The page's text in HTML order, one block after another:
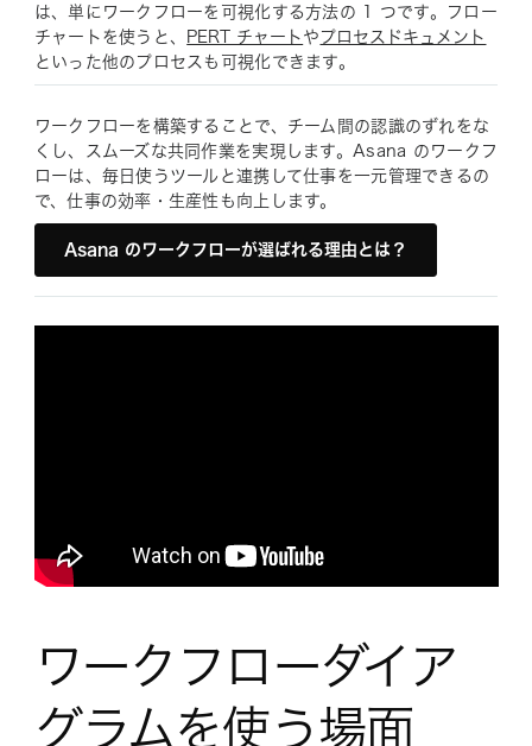
は、単にワークフローを可視化する方法の 1 つです。フロー
チャートを使うと、
PERT チャート や プロセスドキュメント
といった他のプロセスも可視化できます。
ワークフローを構築することで、チーム間の認識のずれをな
くし、スムーズな共同作業を実現します。Asana のワークフ
ローは、毎日使うツールと連携して仕事を一元管理できるの
で、仕事の効率・生産性も向上します。
Asana のワークフローが選ばれる理由とは？
ワークフローダイア
グラムを使う場面